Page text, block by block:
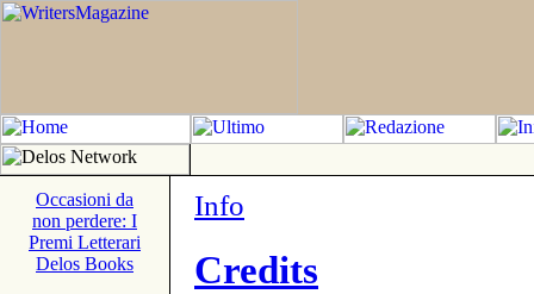
Occasioni da
non perdere: I
Premi Letterari
Delos Books
Info
Credits